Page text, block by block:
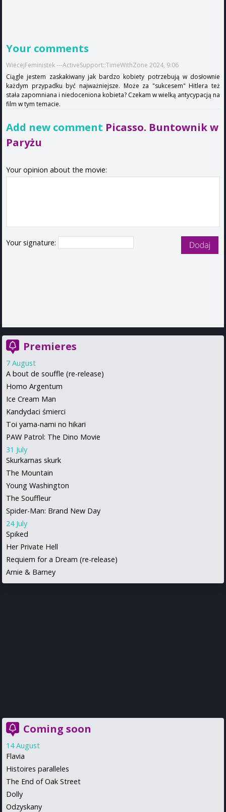
Your comments
WiecejFeministek ---ActiveSupport::TimeWithZone 2024, 9:06
Ciągle jestem zaskakiwany jak bardzo kobiety potrzebują w dosłownie
każdym przypadku być najważniejsze. Może za "sukcesem" Hitlera też
stała zapomniana i niedoceniona kobieta? Czekam w wielką antycypacją na
film w tym temacie.
Add new comment Picasso. Buntownik w
Paryżu
Your opinion about the movie:
Your signature:
Premieres
7 August
A bout de souffle (re-release)
Homo Argentum
Ice Cream Man
Kandydaci śmierci
Toi yama-nami no hikari
PAW Patrol: The Dino Movie
31 July
Skurkarnas skurk
The Mountain
Young Washington
The Souffleur
Spider-Man: Brand New Day
24 July
Spiked
Her Private Hell
Requiem for a Dream (re-release)
Arnie & Barney
Coming soon
14 August
Flavia
Histoires paralleles
The End of Oak Street
Dolly
Odzyskany